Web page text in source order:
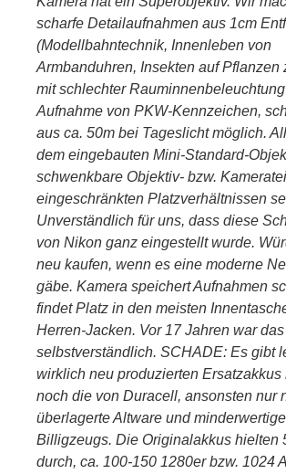
scharfe Detailaufnahmen aus 1cm
(Modellbahntechnik, Innenleben von
Armbanduhren, Insekten auf Pflanzen
mit schlechter
Aufnahme von PKW-Kennzeichen,
aus ca. 50m bei Tageslicht möglich.
dem eingebauten Mini-Standard-
schwenkbare Objektiv- bzw.
eingeschränkten Platzverhältnissen
Unverständlich für uns, dass diese
von Nikon ganz eingestellt wurde.
neu kaufen, wenn es eine moderne
gäbe. Kamera speichert Aufnahmen
findet Platz in den meisten
Herren-Jacken. Vor 17 Jahren war
selbstverständlich. SCHADE: Es gibt
wirklich neu produzierten Ersatzakkus
noch die von Duracell, ansonsten nur
überlagerte Altware und
Billigzeugs. Die Originalakkus hielten
durch, ca. 100-150 1280er bzw. 1024